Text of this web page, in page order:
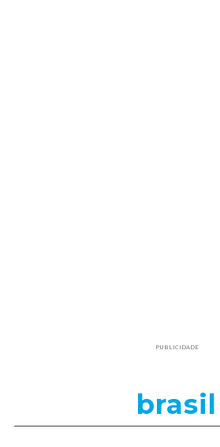
PUBLICIDADE
brasil